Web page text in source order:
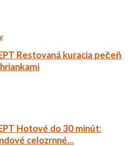
Restovaná kuracia pečeň
Hotové do 30 minút:
celozrnné…